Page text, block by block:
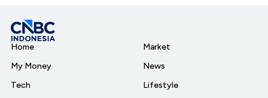
Home
My Money
Tech
Market
News
Lifestyle